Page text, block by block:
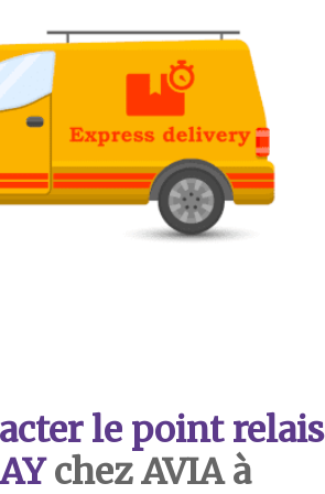
le point relais
chez AVIA à